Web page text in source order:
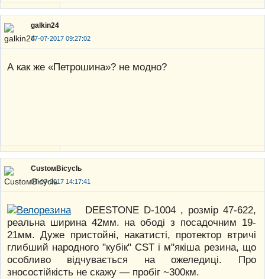
galkin24
07-07-2017 09:27:02
А как же «Петрошина»? не модно?
CustoмBicyclь
07-07-2017 14:17:41
DEESTONE D-1004 , розмір 47-622,
реальна ширина 42мм. на ободі з посадочним 19-
21мм. Дуже пристойні, накатисті, протектор втричі
глибший народного "кубік" CST і м"якіша резина, що
особливо відчувається на ожеледиці. Про
зносостійкість не скажу — пробіг ~300км.